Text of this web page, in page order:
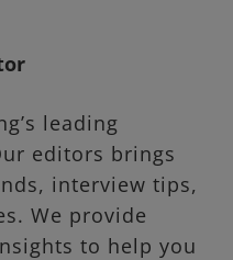
leading
editors brings
interview tips,
We provide
to help you